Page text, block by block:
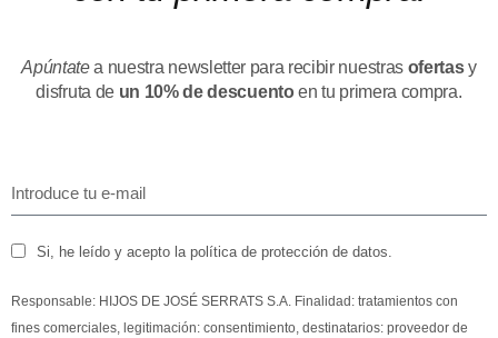
Apúntatea nuestra newsletter para recibir nuestras ofertasy
disfruta de un 10% de descuentoen tu primera compra.
Si, he leído y acepto la política de protección de datos.
Responsable: HIJOS DE JOSÉ SERRATS S.A. Finalidad: tratamientos con
fines comerciales, legitimación: consentimiento, destinatarios: proveedor de